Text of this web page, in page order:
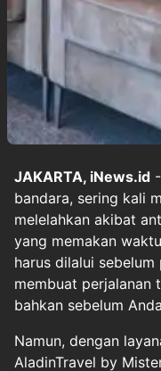
JAKARTA, iNews.id
bandara, sering kali
melelahkan akibat
yang memakan
harus dilalui
membuat perjalanan
bahkan sebelum
Namun, dengan
AladinTravel by